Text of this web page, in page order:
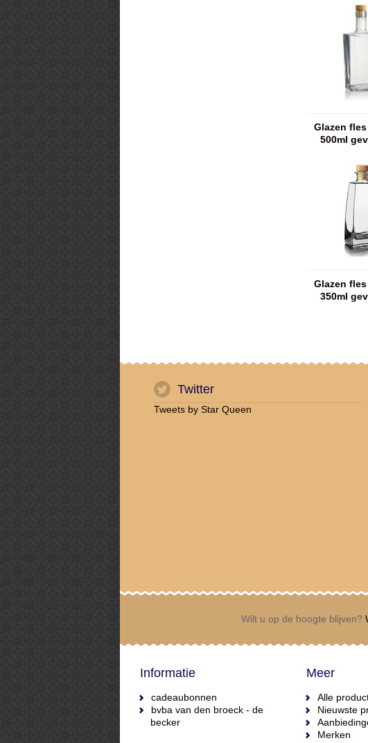
Glazen
500ml
Glazen
350ml
Twitter
Tweets by Star Queen
Wilt u op de hoogte blijven?
Informatie
cadeaubonnen
bvba van den broeck - de
becker
Meer
Alle
Nieuwste
Merken